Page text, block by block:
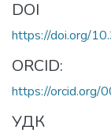
DOI
https://doi.org/
ORCID:
https://
УДК